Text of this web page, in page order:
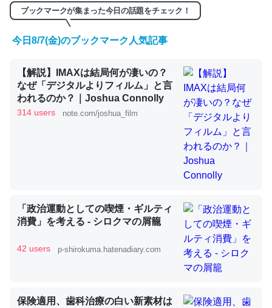
くらい。小説でいう「ずっと前の伏線」は回収されないけ
ど、短期記憶というには多い分量。進化すればするほど分
かりやすく強くなりそう
─GPTの仕組みと限界についての考察（１） - conceptualization
昆虫ってカルシウム少ないのか。知らんかった。調べたら
コオロギのカルシウム分はエビの600分の1程度。
─ニュース :: 【研究発表】昆虫学の大問題＝「昆虫はなぜ海にいな
ブックマークが集まった今日の話題をチェック！
今日8/7(金)のブックマーク人気記事
【解説】IMAXは結局何が凄いの？
なぜ「デジタルよりフィルム」と言
われるのか？｜Joshua Connolly
314 users note.com/joshua_film
「政治運動としての喫煙・ギルティ
消費」を考える - シロクマの屑籠
42 users p-shirokuma.hatenadiary.com
保険適用、歯科治療の白い新素材は